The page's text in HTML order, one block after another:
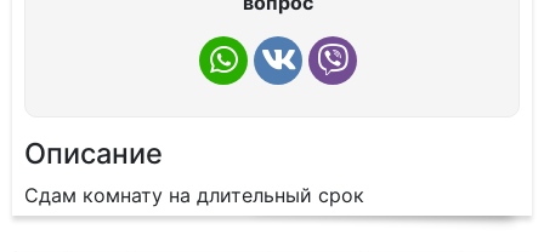
Описание
Сдам комнату на длительный срок